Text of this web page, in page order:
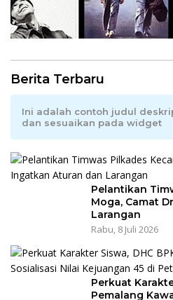
Berita Terbaru
Ini adalah contoh judul
dan sesuaikan pada widget
Pelantikan
Moga, Camat
Larangan
Rabu, 8 Juli 2026
Perkuat
Pemalang